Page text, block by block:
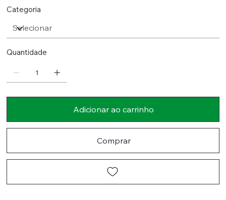
Categoria
Quantidade
Adicionar ao carrinho
Comprar